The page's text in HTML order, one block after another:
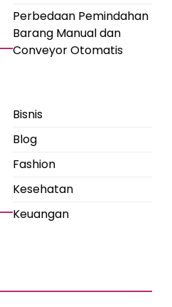
Perbedaan Pemindahan
Barang Manual dan
Conveyor Otomatis
Bisnis
Blog
Fashion
Kesehatan
Keuangan